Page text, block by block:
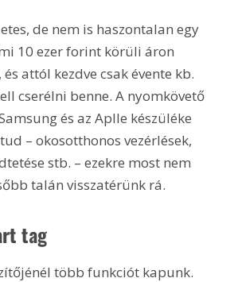
de nem is haszontalan egy
10 ezer forint körüli áron
attól kezdve csak évente kb.
cserélni benne. A nyomkövető
és az Aplle készüléke
– okosotthonos vezérlések,
stb. – ezekre most nem
talán visszatérünk rá.
tag
több funkciót kapunk.